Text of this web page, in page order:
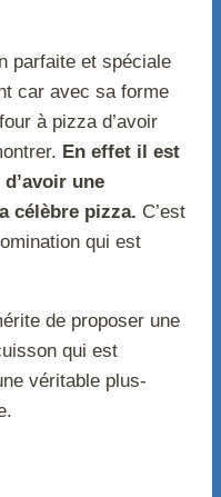
parfaite et spéciale
car avec sa forme
à pizza d’avoir
En effet il est
une
célèbre pizza. C’est
qui est
de proposer une
qui est
véritable plus-